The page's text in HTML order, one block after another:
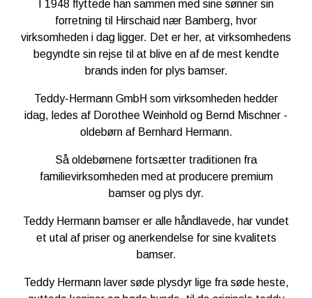
Anbefalet til børn fra 0år.
CE-Godkendt
I 1948 flyttede han sammen med sine sønner sin
forretning til Hirschaid nær Bamberg, hvor
virksomheden i dag ligger. Det er her, at virksomhedens
begyndte sin rejse til at blive en af ​​de mest kendte
brands inden for plys bamser.
Teddy-Hermann GmbH som virksomheden hedder
idag, ledes af Dorothee Weinhold og Bernd Mischner -
oldebørn af Bernhard Hermann.
Så oldebørnene fortsætter traditionen fra
familievirksomheden med at producere premium
bamser og plys dyr.
Teddy Hermann bamser er alle håndlavede, har vundet
et utal af priser og anerkendelse for sine kvalitets
bamser.
Teddy Hermann laver søde plysdyr lige fra søde heste,